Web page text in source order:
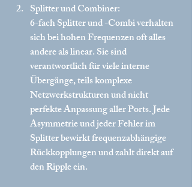
Splitter und Combiner:
6-fach Splitter und -Combi verhalten
sich bei hohen Frequenzen oft alles
andere als linear. Sie sind
verantwortlich für viele interne
Übergänge, teils komplexe
Netzwerkstrukturen und nicht
perfekte Anpassung aller Ports. Jede
Asymmetrie und jeder Fehler im
Splitter bewirkt frequenzabhängige
Rückkopplungen und zahlt direkt auf
den Ripple ein.